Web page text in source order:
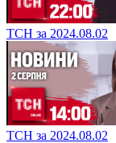
ТСН за 2024.08.02
ТСН за 2024.08.02